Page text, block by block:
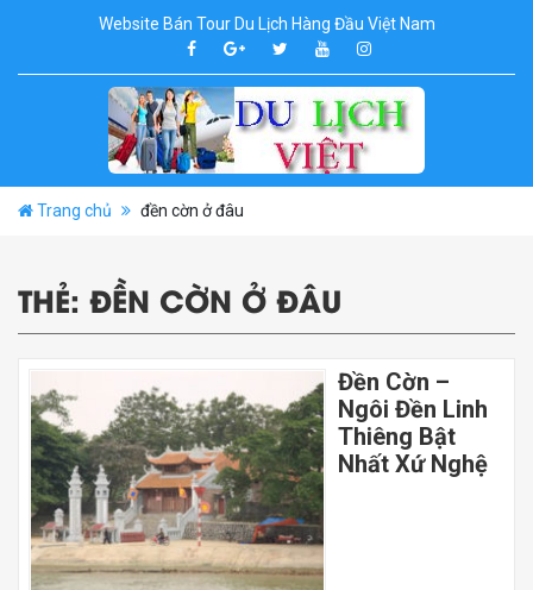
Website Bán Tour Du Lịch Hàng Đầu Việt Nam
Trang chủ đền cờn ở đâu
THẺ: ĐỀN CỜN Ở ĐÂU
Đền Cờn –
Ngôi Đền Linh
Thiêng Bật
Nhất Xứ Nghệ